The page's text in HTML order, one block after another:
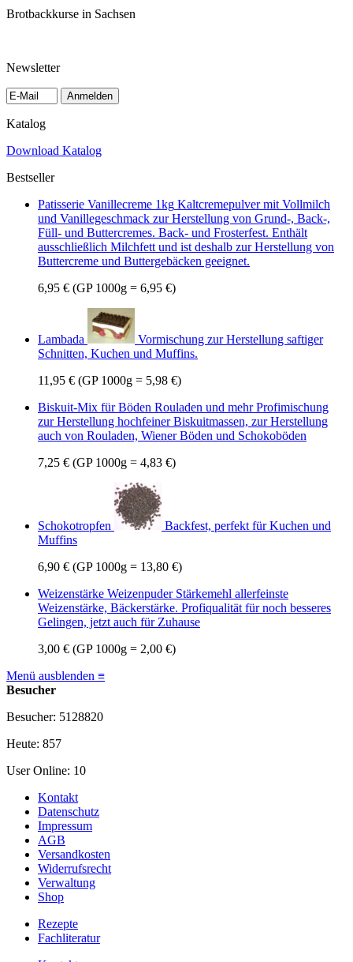
Brotbackkurse in Sachsen
Newsletter
Anmelden
Katalog
Download Katalog
Bestseller
Patisserie Vanillecreme 1kg Kaltcremepulver mit Vollmilch
und Vanillegeschmack zur Herstellung von Grund-, Back-,
Füll- und Buttercremes. Back- und Frosterfest. Enthält
ausschließlich Milchfett und ist deshalb zur Herstellung von
Buttercreme und Buttergebäcken geeignet.
6,95 € (GP 1000g = 6,95 €)
Lambada
Vormischung zur Herstellung saftiger
Schnitten, Kuchen und Muffins.
11,95 € (GP 1000g = 5,98 €)
Biskuit-Mix für Böden Rouladen und mehr Profimischung
zur Herstellung hochfeiner Biskuitmassen, zur Herstellung
auch von Rouladen, Wiener Böden und Schokoböden
7,25 € (GP 1000g = 4,83 €)
Schokotropfen
Backfest, perfekt für Kuchen und
Muffins
6,90 € (GP 1000g = 13,80 €)
Weizenstärke Weizenpuder Stärkemehl allerfeinste
Weizenstärke, Bäckerstärke. Profiqualität für noch besseres
Gelingen, jetzt auch für Zuhause
3,00 € (GP 1000g = 2,00 €)
Menü ausblenden ≡
Besucher
Besucher: 5128820
Heute: 857
User Online: 10
Kontakt
Datenschutz
Impressum
AGB
Versandkosten
Widerrufsrecht
Verwaltung
Shop
Rezepte
Fachliteratur